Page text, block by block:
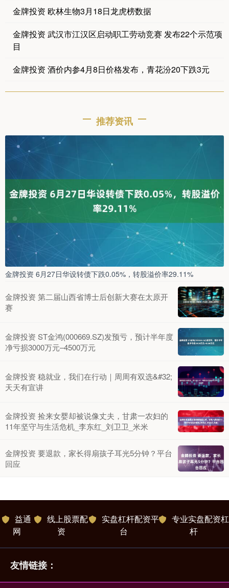
金牌投资 欧林生物3月18日龙虎榜数据
金牌投资 武汉市江汉区启动职工劳动竞赛 发布22个示范项
目
金牌投资 酒价内参4月8日价格发布，青花汾20下跌3元
推荐资讯
金牌投资 6月27日华设转债下跌0.05%，转股溢价率29.11%
金牌投资 第二届山西省博士后创新大赛在太原开
赛
金牌投资 ST金鸿(000669.SZ)发预亏，预计半年度
净亏损3000万元–4500万元
金牌投资 稳就业，我们在行动｜周周有双选&#32;
天天有宣讲
金牌投资 捡来女婴却被说像丈夫，甘肃一农妇的
11年坚守与生活危机_李东红_刘卫卫_米米
金牌投资 要退款，家长得扇孩子耳光5分钟？平台
回应
益通
网
线上股票配
资
实盘杠杆配资平
台
专业实盘配资杠
杆
友情链接：